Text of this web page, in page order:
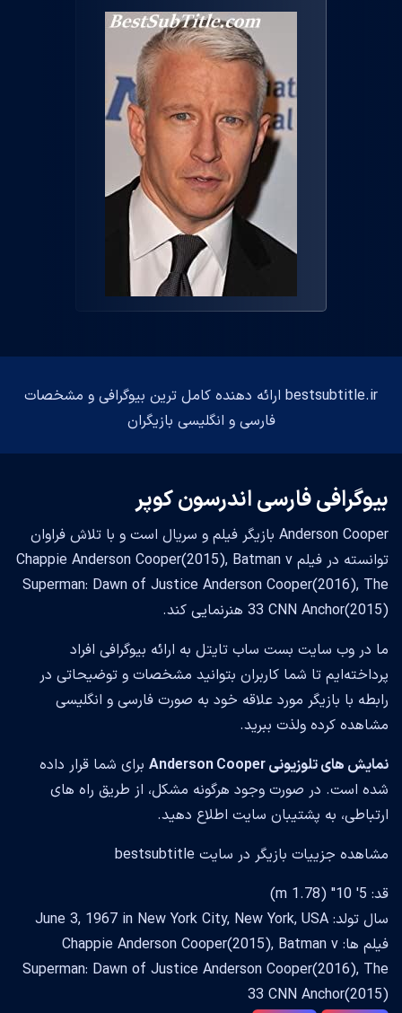
bestsubtitle.ir ارائه دهنده کامل ترین بیوگرافی و مشخصات
فارسی و انگلیسی بازیگران
بیوگرافی فارسی اندرسون کوپر
Anderson Cooper بازیگر فیلم و سریال است و با تلاش فراوان
توانسته در فیلم Chappie Anderson Cooper(2015), Batman v
Superman: Dawn of Justice Anderson Cooper(2016), The
33 CNN Anchor(2015) هنرنمایی کند.
ما در وب سایت بست ساب تایتل به ارائه بیوگرافی افراد
پرداخته‌ایم تا شما کاربران بتوانید مشخصات و توضیحاتی در
رابطه با بازیگر مورد علاقه خود به صورت فارسی و انگلیسی
مشاهده کرده ولذت ببرید.
نمایش های تلوزیونی Anderson Cooper
برای شما قرار داده
شده است. در صورت وجود هرگونه مشکل، از طریق راه های
ارتباطی، به پشتیبان سایت اطلاع دهید.
مشاهده جزییات بازیگر در سایت bestsubtitle
قد: 5' 10" (1.78 m)
سال تولد: June 3, 1967 in New York City, New York, USA
فیلم ها: Chappie Anderson Cooper(2015), Batman v
Superman: Dawn of Justice Anderson Cooper(2016), The
33 CNN Anchor(2015)